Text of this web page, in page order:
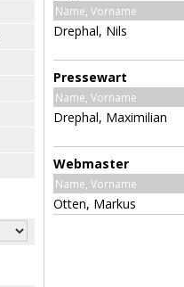
Name, Vorname
Drephal, Nils
Pressewart
Name, Vorname
Drephal, Maximilian
Webmaster
Name, Vorname
Otten, Markus